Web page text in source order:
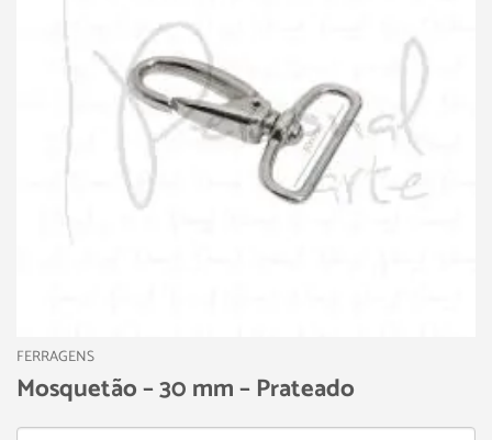
FERRAGENS
Mosquetão – 30 mm – Prateado